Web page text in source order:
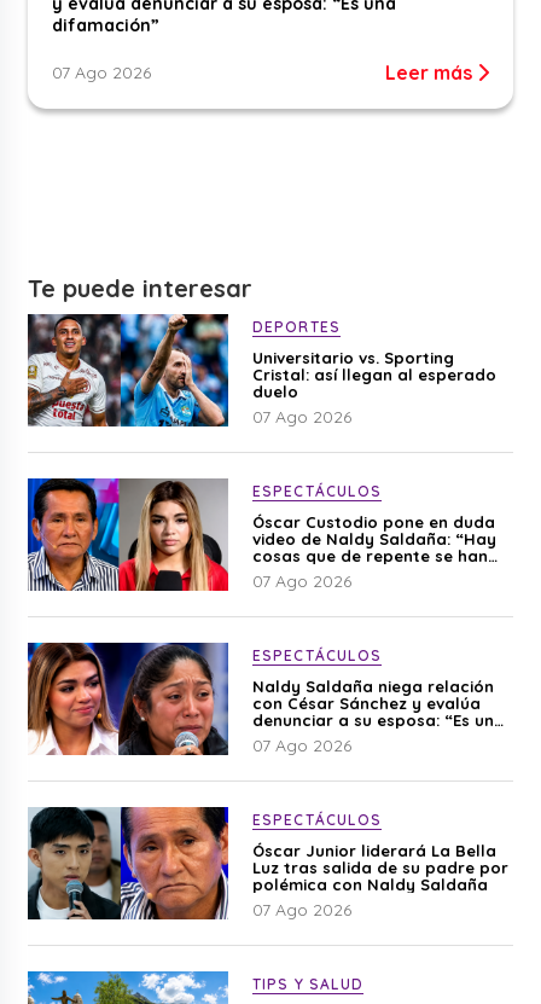
difamación”
07 Ago 2026 Leer más
Te puede interesar
DEPORTES
Universitario vs. Sporting
Cristal: así llegan al esperado
duelo
07 Ago 2026
ESPECTÁCULOS
Óscar Custodio pone en duda
video de Naldy Saldaña: “Hay
cosas que de repente se han
editado”
07 Ago 2026
ESPECTÁCULOS
Naldy Saldaña niega relación
con César Sánchez y evalúa
denunciar a su esposa: “Es una
difamación”
07 Ago 2026
ESPECTÁCULOS
Óscar Junior liderará La Bella
Luz tras salida de su padre por
polémica con Naldy Saldaña
07 Ago 2026
TIPS Y SALUD